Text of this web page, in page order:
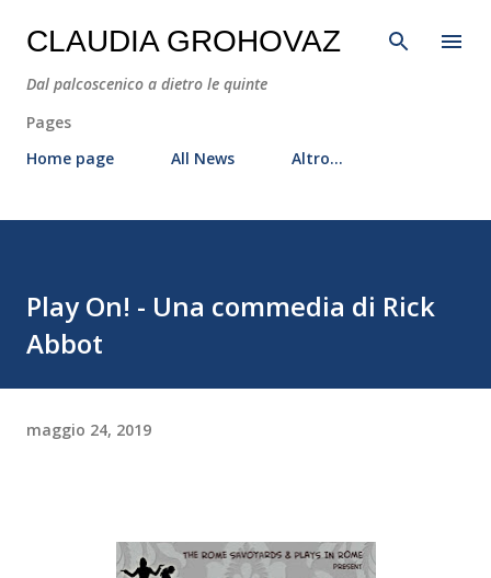
Passa ai contenuti principali
CLAUDIA GROHOVAZ
Dal palcoscenico a dietro le quinte
Pages
Home page
All News Altro…
Play On! - Una commedia di Rick
Abbot
maggio 24, 2019